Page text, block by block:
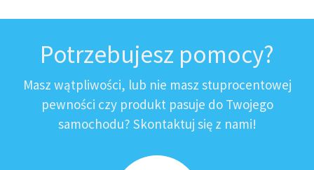
Potrzebujesz pomocy?
Masz wątpliwości, lub nie masz stuprocentowej
pewności czy produkt pasuje do Twojego
samochodu? Skontaktuj się z nami!